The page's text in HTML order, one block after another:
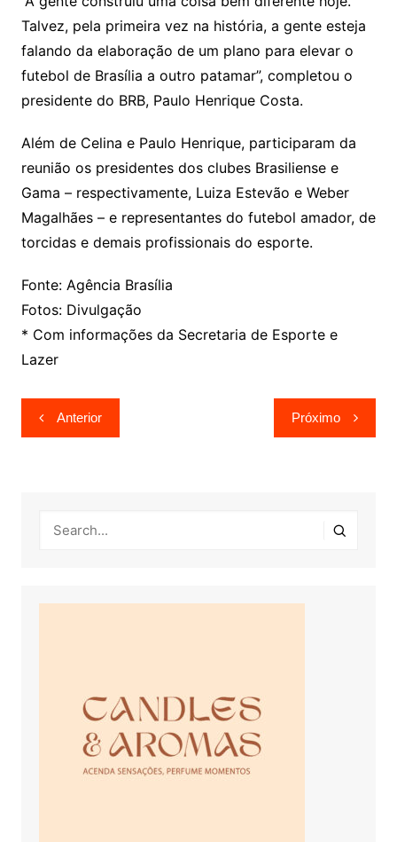
Talvez, pela primeira vez na história, a gente esteja
falando da elaboração de um plano para elevar o
futebol de Brasília a outro patamar”, completou o
presidente do BRB, Paulo Henrique Costa.
Além de Celina e Paulo Henrique, participaram da
reunião os presidentes dos clubes Brasiliense e
Gama – respectivamente, Luiza Estevão e Weber
Magalhães – e representantes do futebol amador, de
torcidas e demais profissionais do esporte.
Fonte: Agência Brasília
Fotos: Divulgação
* Com informações da Secretaria de Esporte e
Lazer
Navegação
de
Anterior Próximo